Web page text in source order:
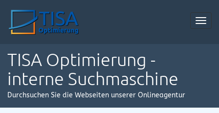
TISA Optimierung -
interne Suchmaschine
Durchsuchen Sie die Webseiten unserer Onlineagentur